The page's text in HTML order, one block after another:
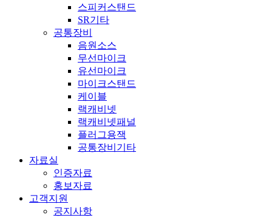
스피커스탠드
SR기타
공통장비
음원소스
무선마이크
유선마이크
마이크스탠드
케이블
랙캐비넷
랙캐비넷패널
플러그용잭
공통장비기타
자료실
인증자료
홍보자료
고객지원
공지사항